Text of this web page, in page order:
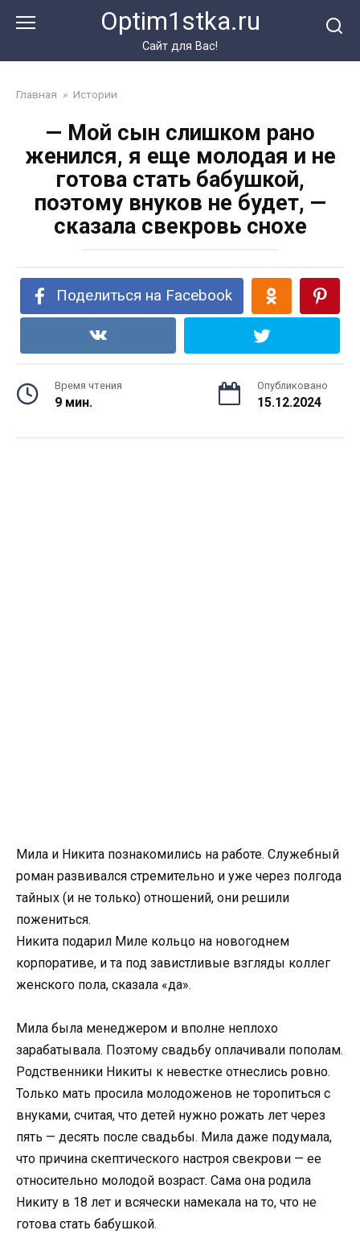
Optim1stka.ru
Сайт для Вас!
Главная » Истории
— Мой сын слишком рано
женился, я еще молодая и не
готова стать бабушкой,
поэтому внуков не будет, —
сказала свекровь снохе
Поделиться на Facebook
Время чтения
9 мин.
Опубликовано
15.12.2024
Мила и Никита познакомились на работе. Служебный
роман развивался стремительно и уже через полгода
тайных (и не только) отношений, они решили
пожениться.
Никита подарил Миле кольцо на новогоднем
корпоративе, и та под завистливые взгляды коллег
женского пола, сказала «да».
Мила была менеджером и вполне неплохо
зарабатывала. Поэтому свадьбу оплачивали пополам.
Родственники Никиты к невестке отнеслись ровно.
Только мать просила молодоженов не торопиться с
внуками, считая, что детей нужно рожать лет через
пять — десять после свадьбы. Мила даже подумала,
что причина скептического настроя свекрови — ее
относительно молодой возраст. Сама она родила
Никиту в 18 лет и всячески намекала на то, что не
готова стать бабушкой.